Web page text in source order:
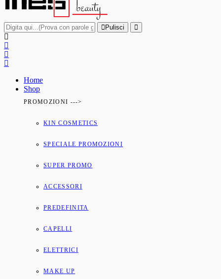
Pulisci
Home
Shop
PROMOZIONI --->
KIN COSMETICS
SPECIALE PROMOZIONI
SUPER PROMO
ACCESSORI
PREDEFINITA
CAPELLI
ELETTRICI
MAKE UP